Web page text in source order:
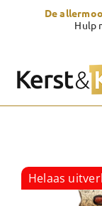
De
Hulp
Zelf
Helaas